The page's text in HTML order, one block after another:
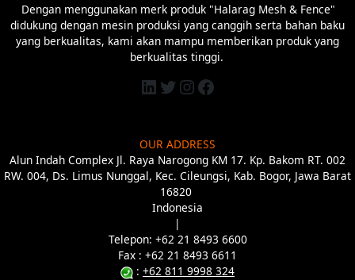
Dengan menggunakan merk produk "Halarag Mesh & Fence"
didukung dengan mesin produksi yang canggih serta bahan baku
yang berkualitas, kami akan mampu memberikan produk yang
berkualitas tinggi.
OUR ADDRESS
Alun Indah Complex Jl. Raya Narogong KM 17. Kp. Bakom RT. 002
RW. 004, Ds. Limus Nunggal, Kec. Cileungsi, Kab. Bogor, Jawa Barat
16820
Indonesia
|
Telepon: +62 21 8493 6600
Fax : +62 21 8493 6611
: +62 811 9998 324